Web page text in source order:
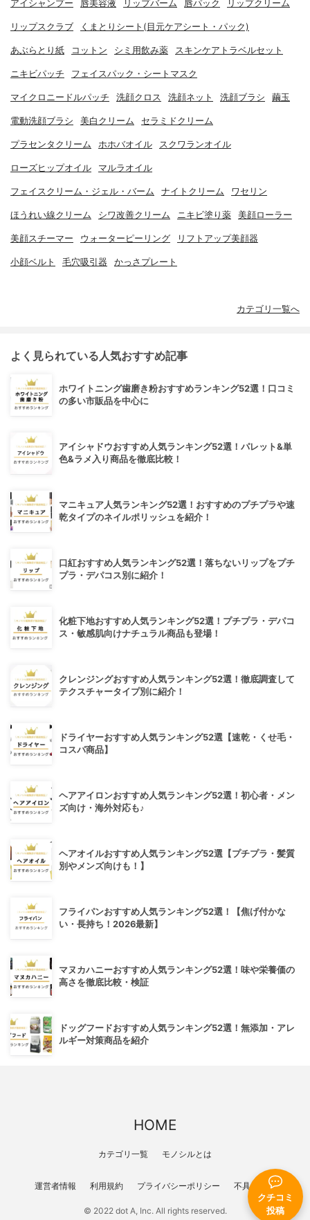
クチコミ
投稿
アイシャンプー 唇美容液 リップバーム 唇パック リップクリーム
リップスクラブ くまとりシート(目元ケアシート・パック)
あぶらとり紙 コットン シミ用飲み薬 スキンケアトラベルセット
ニキビパッチ フェイスパック・シートマスク
マイクロニードルパッチ 洗顔クロス 洗顔ネット 洗顔ブラシ 繭玉
電動洗顔ブラシ 美白クリーム セラミドクリーム
プラセンタクリーム ホホバオイル スクワランオイル
ローズヒップオイル マルラオイル
フェイスクリーム・ジェル・バーム ナイトクリーム ワセリン
ほうれい線クリーム シワ改善クリーム ニキビ塗り薬 美顔ローラー
美顔スチーマー ウォーターピーリング リフトアップ美顔器
小顔ベルト 毛穴吸引器 かっさプレート
カテゴリ一覧へ
よく見られている人気おすすめ記事
ホワイトニング歯磨き粉おすすめランキング52選！口コミ
の多い市販品を中心に
アイシャドウおすすめ人気ランキング52選！パレット&単
色&ラメ入り商品を徹底比較！
マニキュア人気ランキング52選！おすすめのプチプラや速
乾タイプのネイルポリッシュを紹介！
口紅おすすめ人気ランキング52選！落ちないリップをプチ
プラ・デパコス別に紹介！
化粧下地おすすめ人気ランキング52選！プチプラ・デパコ
ス・敏感肌向けナチュラル商品も登場！
クレンジングおすすめ人気ランキング52選！徹底調査して
テクスチャータイプ別に紹介！
ドライヤーおすすめ人気ランキング52選【速乾・くせ毛・
コスパ商品】
ヘアアイロンおすすめ人気ランキング52選！初心者・メン
ズ向け・海外対応も♪
ヘアオイルおすすめ人気ランキング52選【プチプラ・髪質
別やメンズ向けも！】
フライパンおすすめ人気ランキング52選！【焦げ付かな
い・長持ち！2026最新】
マヌカハニーおすすめ人気ランキング52選！味や栄養価の
高さを徹底比較・検証
ドッグフードおすすめ人気ランキング52選！無添加・アレ
ルギー対策商品を紹介
HOME
カテゴリ一覧 モノシルとは
運営者情報 利用規約 プライバシーポリシー 不具合報告
© 2022 dot A, Inc. All rights reserved.